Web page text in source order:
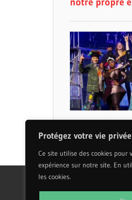
Protégez votre vie privée
Ce site utilise des cookies
expérience sur notre site. En
les cookies.